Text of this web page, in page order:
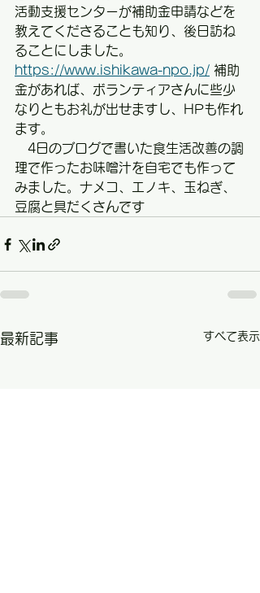
活動支援センターが補助金申請などを
教えてくださることも知り、後日訪ね
ることにしました。
https://www.ishikawa-npo.jp/ 補助
金があれば、ボランティアさんに些少
なりともお礼が出せますし、HPも作れ
ます。
4日のブログで書いた食生活改善の調
理で作ったお味噌汁を自宅でも作って
みました。ナメコ、エノキ、玉ねぎ、
豆腐と具だくさんです
最新記事 すべて表示